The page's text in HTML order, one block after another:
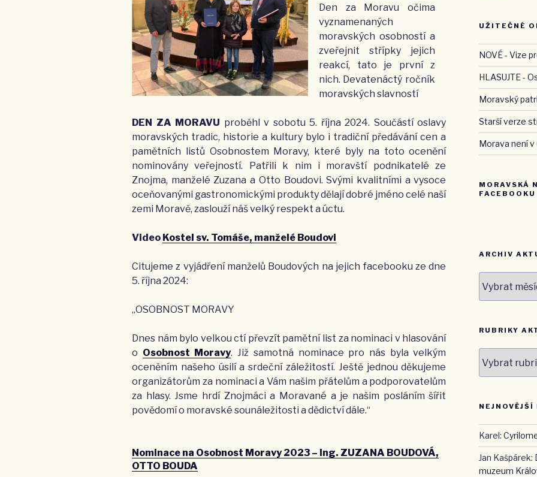
Den za Moravu očima
vyznamenaných
moravských osobností a
zveřejnit střípky jejich
reakcí, tato je první z
nich. Devatenáctý ročník
moravských slavností
DEN ZA MORAVU proběhl v sobotu 5. října 2024. Součástí oslavy
moravských tradic, historie a kultury bylo i tradiční předávání cen a
pamětních listů Osobnostem Moravy, které byly na toto ocenění
nominovány veřejností. Patřili k nim i moravští podnikatelé ze
Znojma, manželé Zuzana a Otto Boudovi. Svými kvalitními a vysoce
oceňovanými gastronomickými produkty dělají dobré jméno celé naší
zemi Moravě, zaslouží náš velký respekt a úctu.
Video Kostel sv. Tomáše, manželé Boudovi
Citujeme z vyjádření manželů Boudových na jejich facebooku ze dne
5. října 2024:
„OSOBNOST MORAVY
Dnes nám bylo velkou ctí převzít pamětní list za nominaci v hlasování
o Osobnost Moravy. Již samotná nominace pro nás byla velkým
oceněním našeho úsilí a srdeční záležitostí. Ještě jednou děkujeme
organizátorům za nominaci a Vám našim přátelům a podporovatelům
za hlasy. Jsme hrdí Znojmáci a Moravané a je našim posláním šířit
povědomí o moravské sounáležitosti a dědictví dále.“
Nominace na Osobnost Moravy 2023 – Ing. ZUZANA BOUDOVÁ,
OTTO BOUDA
UŽITEČNÉ
NOVÉ - Vize
HLASUJTE -
Moravský
Starší verze
Morava není v
MORAVSKÁ
FACEBOOKU
ARCHIV
aktualit
RUBRIKY
aktualit
NEJNOVĚJŠÍ
Karel:
Jan Kašpárek:
muzeum